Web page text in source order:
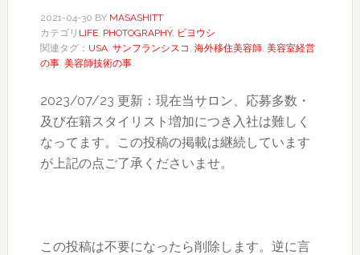
2021-04-30 BY MASASHITT
カテゴリ LIFE, PHOTOGRAPHY, ビヨウシ
関連タグ： USA, サンフランシスコ , 海外移住美容師, 美容室経営
の事, 美容師技術の事
2023/07/23 更新：現在当サロン、応募多数・
及び在籍スタイリスト増加につき入社は難しく
なってます。この投稿の掲載は継続しています
が上記の点ご了承くださいませ。
この投稿は不要になったら削除します。逆に言